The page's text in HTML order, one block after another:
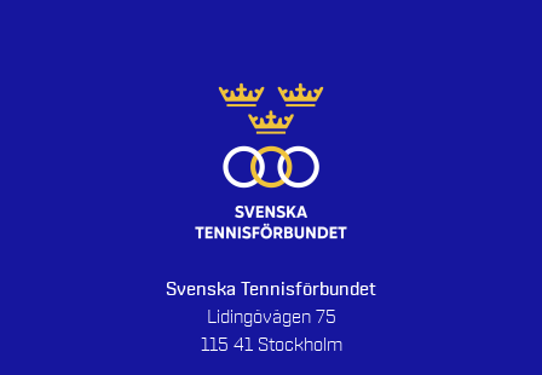
Svenska Tennisförbundet
Lidingövägen 75
115 41 Stockholm